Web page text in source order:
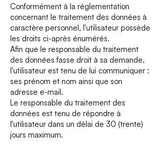
Conformément à la réglementation
concernant le traitement des données à
caractère personnel, l'utilisateur possède
les droits ci-après énumérés.
Afin que le responsable du traitement
des données fasse droit à sa demande,
l'utilisateur est tenu de lui communiquer :
ses prénom et nom ainsi que son
adresse e-mail.
Le responsable du traitement des
données est tenu de répondre à
l'utilisateur dans un délai de 30 (trente)
jours maximum.